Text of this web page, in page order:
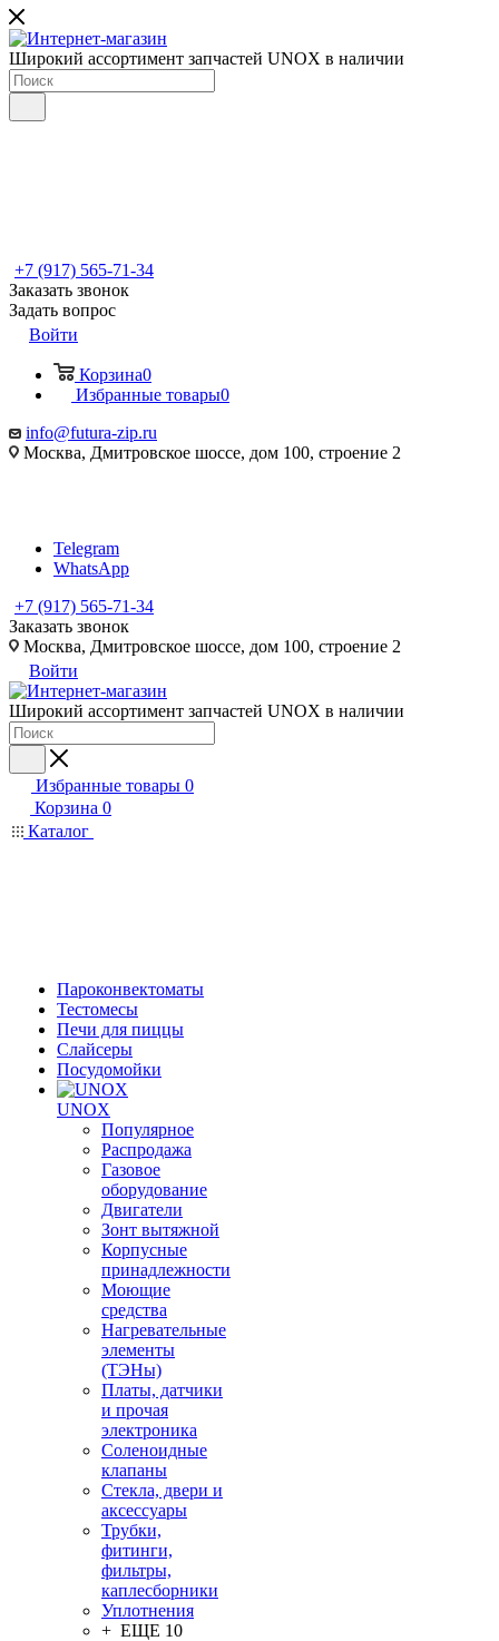
Широкий ассортимент запчастей UNOX в наличии
+7 (917) 565-71-34
Заказать звонок
Задать вопрос
Войти
Корзина0
Избранные товары0
info@futura-zip.ru
Москва, Дмитровское шоссе, дом 100, строение 2
Telegram
WhatsApp
+7 (917) 565-71-34
Заказать звонок
Москва, Дмитровское шоссе, дом 100, строение 2
Войти
Широкий ассортимент запчастей UNOX в наличии
Избранные товары 0
Корзина 0
Каталог
Пароконвектоматы
Тестомесы
Печи для пиццы
Слайсеры
Посудомойки
UNOX
Популярное
Распродажа
Газовое
оборудование
Двигатели
Зонт вытяжной
Корпусные
принадлежности
Моющие
средства
Нагревательные
элементы
(ТЭНы)
Платы, датчики
и прочая
электроника
Соленоидные
клапаны
Стекла, двери и
аксессуары
Трубки,
фитинги,
фильтры,
каплесборники
Уплотнения
+ ЕЩЕ 10